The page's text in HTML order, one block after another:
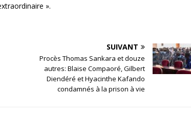
».
SUIVANT
Procès Thomas Sankara et douze
autres: Blaise Compaoré, Gilbert
Diendéré et Hyacinthe Kafando
condamnés à la prison à vie